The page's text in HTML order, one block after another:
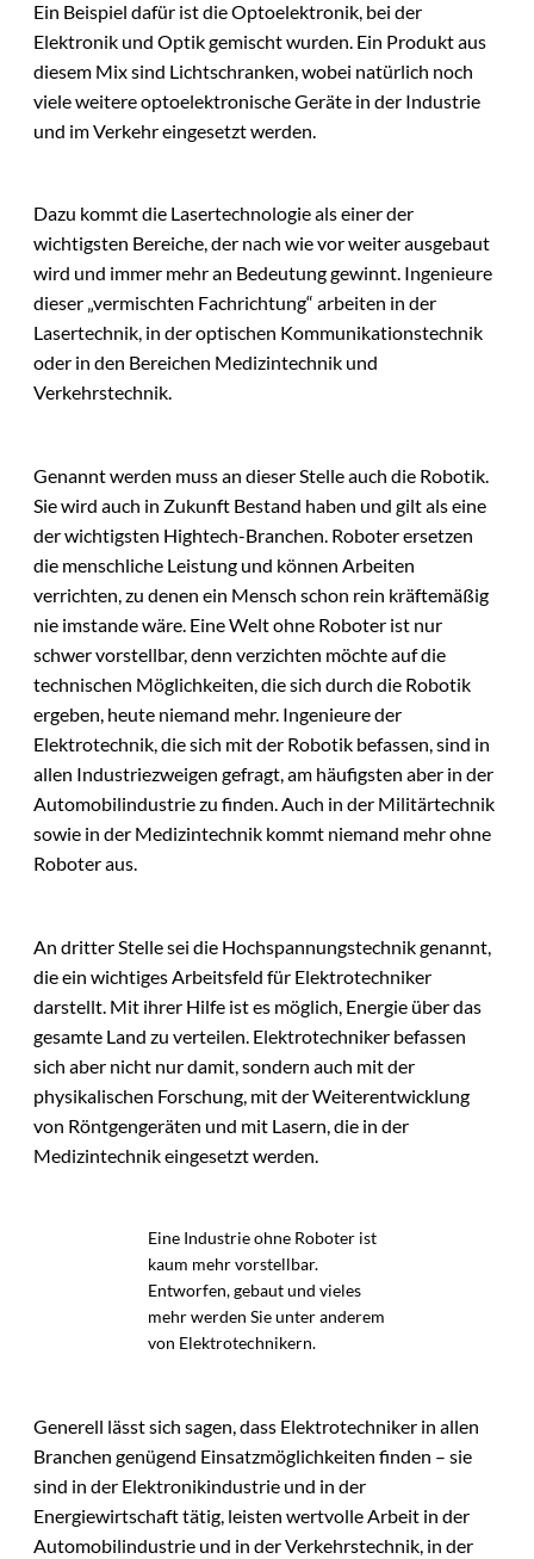
Ein Beispiel dafür ist die Optoelektronik, bei der
Elektronik und Optik gemischt wurden. Ein Produkt aus
diesem Mix sind Lichtschranken, wobei natürlich noch
viele weitere optoelektronische Geräte in der Industrie
und im Verkehr eingesetzt werden.
Dazu kommt die Lasertechnologie als einer der
wichtigsten Bereiche, der nach wie vor weiter ausgebaut
wird und immer mehr an Bedeutung gewinnt. Ingenieure
dieser „vermischten Fachrichtung“ arbeiten in der
Lasertechnik, in der optischen Kommunikationstechnik
oder in den Bereichen Medizintechnik und
Verkehrstechnik.
Genannt werden muss an dieser Stelle auch die Robotik.
Sie wird auch in Zukunft Bestand haben und gilt als eine
der wichtigsten Hightech-Branchen. Roboter ersetzen
die menschliche Leistung und können Arbeiten
verrichten, zu denen ein Mensch schon rein kräftemäßig
nie imstande wäre. Eine Welt ohne Roboter ist nur
schwer vorstellbar, denn verzichten möchte auf die
technischen Möglichkeiten, die sich durch die Robotik
ergeben, heute niemand mehr. Ingenieure der
Elektrotechnik, die sich mit der Robotik befassen, sind in
allen Industriezweigen gefragt, am häufigsten aber in der
Automobilindustrie zu finden. Auch in der Militärtechnik
sowie in der Medizintechnik kommt niemand mehr ohne
Roboter aus.
An dritter Stelle sei die Hochspannungstechnik genannt,
die ein wichtiges Arbeitsfeld für Elektrotechniker
darstellt. Mit ihrer Hilfe ist es möglich, Energie über das
gesamte Land zu verteilen. Elektrotechniker befassen
sich aber nicht nur damit, sondern auch mit der
physikalischen Forschung, mit der Weiterentwicklung
von Röntgengeräten und mit Lasern, die in der
Medizintechnik eingesetzt werden.
Eine Industrie ohne Roboter ist
kaum mehr vorstellbar.
Entworfen, gebaut und vieles
mehr werden Sie unter anderem
von Elektrotechnikern.
Generell lässt sich sagen, dass Elektrotechniker in allen
Branchen genügend Einsatzmöglichkeiten finden – sie
sind in der Elektronikindustrie und in der
Energiewirtschaft tätig, leisten wertvolle Arbeit in der
Automobilindustrie und in der Verkehrstechnik, in der